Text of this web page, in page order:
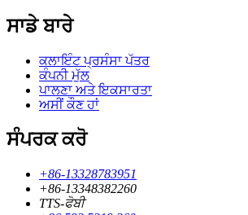
ਸਾਡੇ ਬਾਰੇ
ਕਲਾਇੰਟ ਪ੍ਰਸੰਸਾ ਪੱਤਰ
ਕੰਪਨੀ ਮੁੱਲ
ਪਾਲਣਾ ਅਤੇ ਇਕਸਾਰਤਾ
ਅਸੀਂ ਕੌਣ ਹਾਂ
ਸੰਪਰਕ ਕਰੋ
+86-13328783951
+86-13348382260
TTS-ਫੋਬੀ